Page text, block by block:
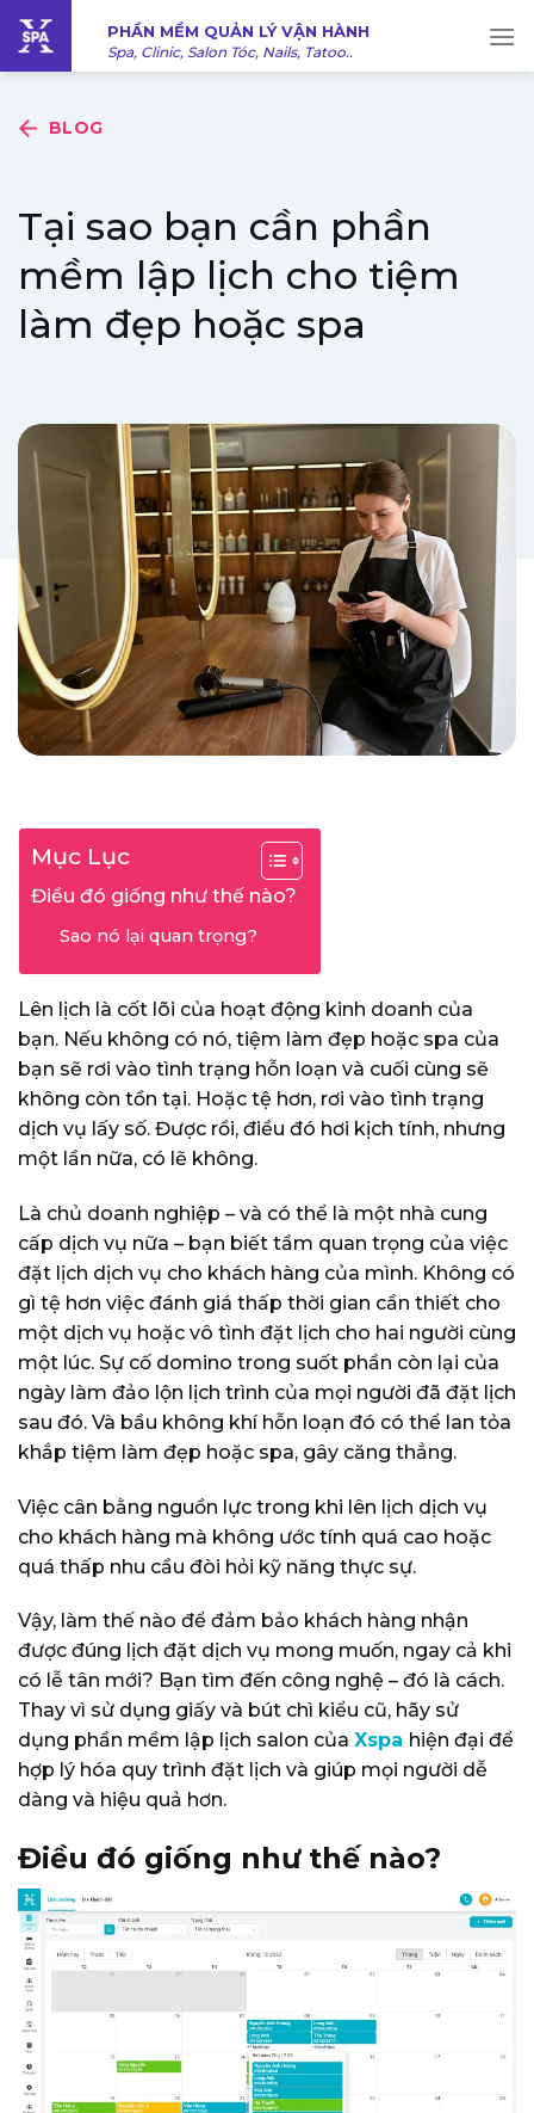
Bỏ
qua
nội
PHẦN MỀM QUẢN LÝ VẬN HÀNH
Spa, Clinic, Salon Tóc, Nails, Tatoo..
BLOG
Tại sao bạn cần phần
mềm lập lịch cho tiệm
làm đẹp hoặc spa
Mục Lục
Điều đó giống như thế nào?
Sao nó lại quan trọng?
Lên lịch là cốt lõi của hoạt động kinh doanh của
bạn. Nếu không có nó, tiệm làm đẹp hoặc spa của
bạn sẽ rơi vào tình trạng hỗn loạn và cuối cùng sẽ
không còn tồn tại. Hoặc tệ hơn, rơi vào tình trạng
dịch vụ lấy số. Được rồi, điều đó hơi kịch tính, nhưng
một lần nữa, có lẽ không.
Là chủ doanh nghiệp – và có thể là một nhà cung
cấp dịch vụ nữa – bạn biết tầm quan trọng của việc
đặt lịch dịch vụ cho khách hàng của mình. Không có
gì tệ hơn việc đánh giá thấp thời gian cần thiết cho
một dịch vụ hoặc vô tình đặt lịch cho hai người cùng
một lúc. Sự cố domino trong suốt phần còn lại của
ngày làm đảo lộn lịch trình của mọi người đã đặt lịch
sau đó. Và bầu không khí hỗn loạn đó có thể lan tỏa
khắp tiệm làm đẹp hoặc spa, gây căng thẳng.
Việc cân bằng nguồn lực trong khi lên lịch dịch vụ
cho khách hàng mà không ước tính quá cao hoặc
quá thấp nhu cầu đòi hỏi kỹ năng thực sự.
Vậy, làm thế nào để đảm bảo khách hàng nhận
được đúng lịch đặt dịch vụ mong muốn, ngay cả khi
có lễ tân mới? Bạn tìm đến công nghệ – đó là cách.
Thay vì sử dụng giấy và bút chì kiểu cũ, hãy sử
dụng phần mềm lập lịch salon của Xspa hiện đại để
hợp lý hóa quy trình đặt lịch và giúp mọi người dễ
dàng và hiệu quả hơn.
Điều đó giống như thế nào?